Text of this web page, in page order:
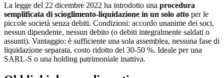
La legge del 22 dicembre 2022 ha introdotto una procedura
semplificata di scioglimento-liquidazione in un solo atto per le
piccole società senza debiti. Condizioni: accordo unanime dei soci,
nessun dipendente, nessun debito (o debiti integralmente saldati o
assunti). Vantaggio: è sufficiente una sola assemblea, nessuna fase di
liquidazione separata, costo ridotto del 30-50 %. Ideale per una
SARL-S o una holding patrimoniale inattiva.